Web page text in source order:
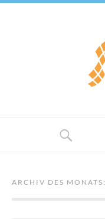
ARCHIV DES MONATS: